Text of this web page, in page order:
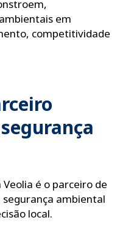
em
competitividade
é o parceiro de
ambiental
local.